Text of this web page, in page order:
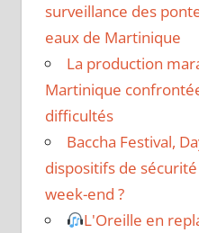
surveillance des
eaux de Martinique
La production
Martinique
difficultés
Baccha Festival,
dispositifs de
week-end ?
L'Oreille en